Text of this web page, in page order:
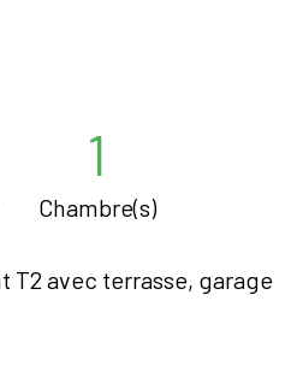
1
Chambre(s)
T2 avec terrasse, garage